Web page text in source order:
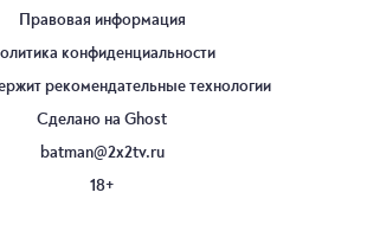
Правовая информация
конфиденциальности
рекомендательные технологии
Сделано на Ghost
batman@2x2tv.ru
18+